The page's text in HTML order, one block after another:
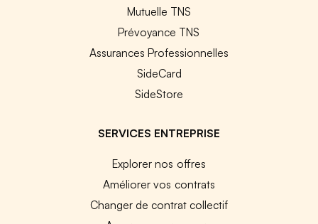
Mutuelle TNS
Prévoyance TNS
Assurances Professionnelles
SideCard
SideStore
SERVICES ENTREPRISE
Explorer nos offres
Améliorer vos contrats
Changer de contrat collectif